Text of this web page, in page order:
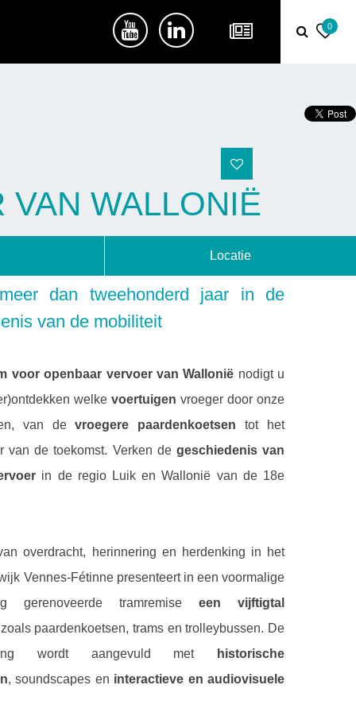
0
WALLONIË
Locatie
dan tweehonderd jaar in de
van de mobiliteit
voor openbaar vervoer van Wallonië nodigt u
welke voertuigen vroeger door onze
van devroegere paardenkoetsen tot het
van de toekomst. Verken de geschiedenis van
in de regio Luik en Wallonië van de 18e
overdracht, herinnering en herdenking in het
Vennes-Fétinne presenteert in een voormalige
gerenoveerde tramremise een vijftigtal
zoals paardenkoetsen, trams en trolleybussen. De
wordt aangevuld met
historische
, soundscapes en interactieve en audiovisuele